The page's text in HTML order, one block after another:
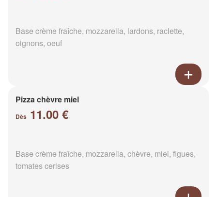
Base crème fraîche, mozzarella, lardons, raclette,
oignons, oeuf
Pizza chèvre miel
Dès 11.00 €
Base crème fraîche, mozzarella, chèvre, miel, figues,
tomates cerises